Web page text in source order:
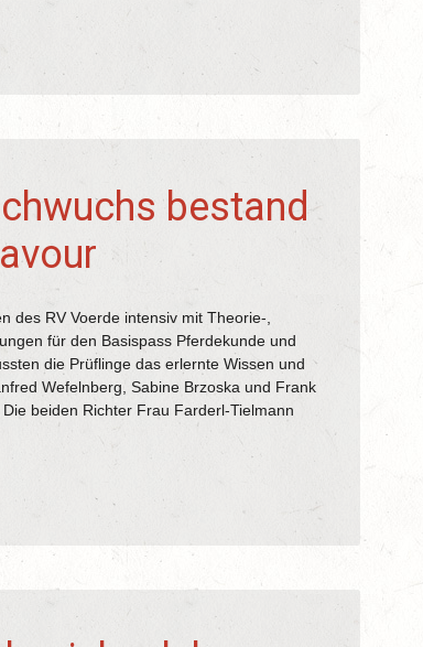
bestand
des RV Voerde intensiv mit Theorie-,
für den Basispass Pferdekunde und
die Prüflinge das erlernte Wissen und
Wefelnberg, Sabine Brzoska und Frank
beiden Richter Frau Farderl-Tielmann